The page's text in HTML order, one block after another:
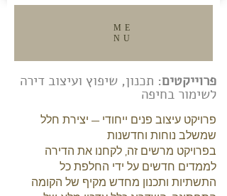
ME
NU
פרוייקטים: תכנון, שיפוץ ועיצוב דירה
לשימור בחיפה
פרויקט עיצוב פנים ייחודי – יצירת חלל
שמשלב נוחות וחדשנות
בפרויקט מרשים זה, לקחנו את הדירה
לממדים חדשים על ידי החלפת כל
התשתיות ותכנון מחדש מקיף של הקומה